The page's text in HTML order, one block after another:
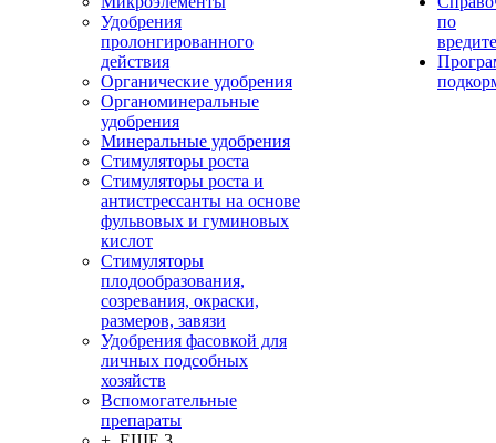
Удобрения
пролонгированного
действия
Органические удобрения
Органоминеральные
удобрения
Минеральные удобрения
Стимуляторы роста
Стимуляторы роста и
антистрессанты на основе
фульвовых и гуминовых
кислот
Стимуляторы
плодообразования,
созревания, окраски,
размеров, завязи
Удобрения фасовкой для
личных подсобных
хозяйств
Вспомогательные
препараты
по